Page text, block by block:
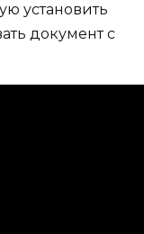
установить
документ с